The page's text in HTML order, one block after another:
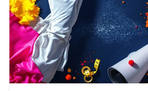
kvällens
ForMotion –
bandagist i
Det fysiologiska
medicinska
dörrar